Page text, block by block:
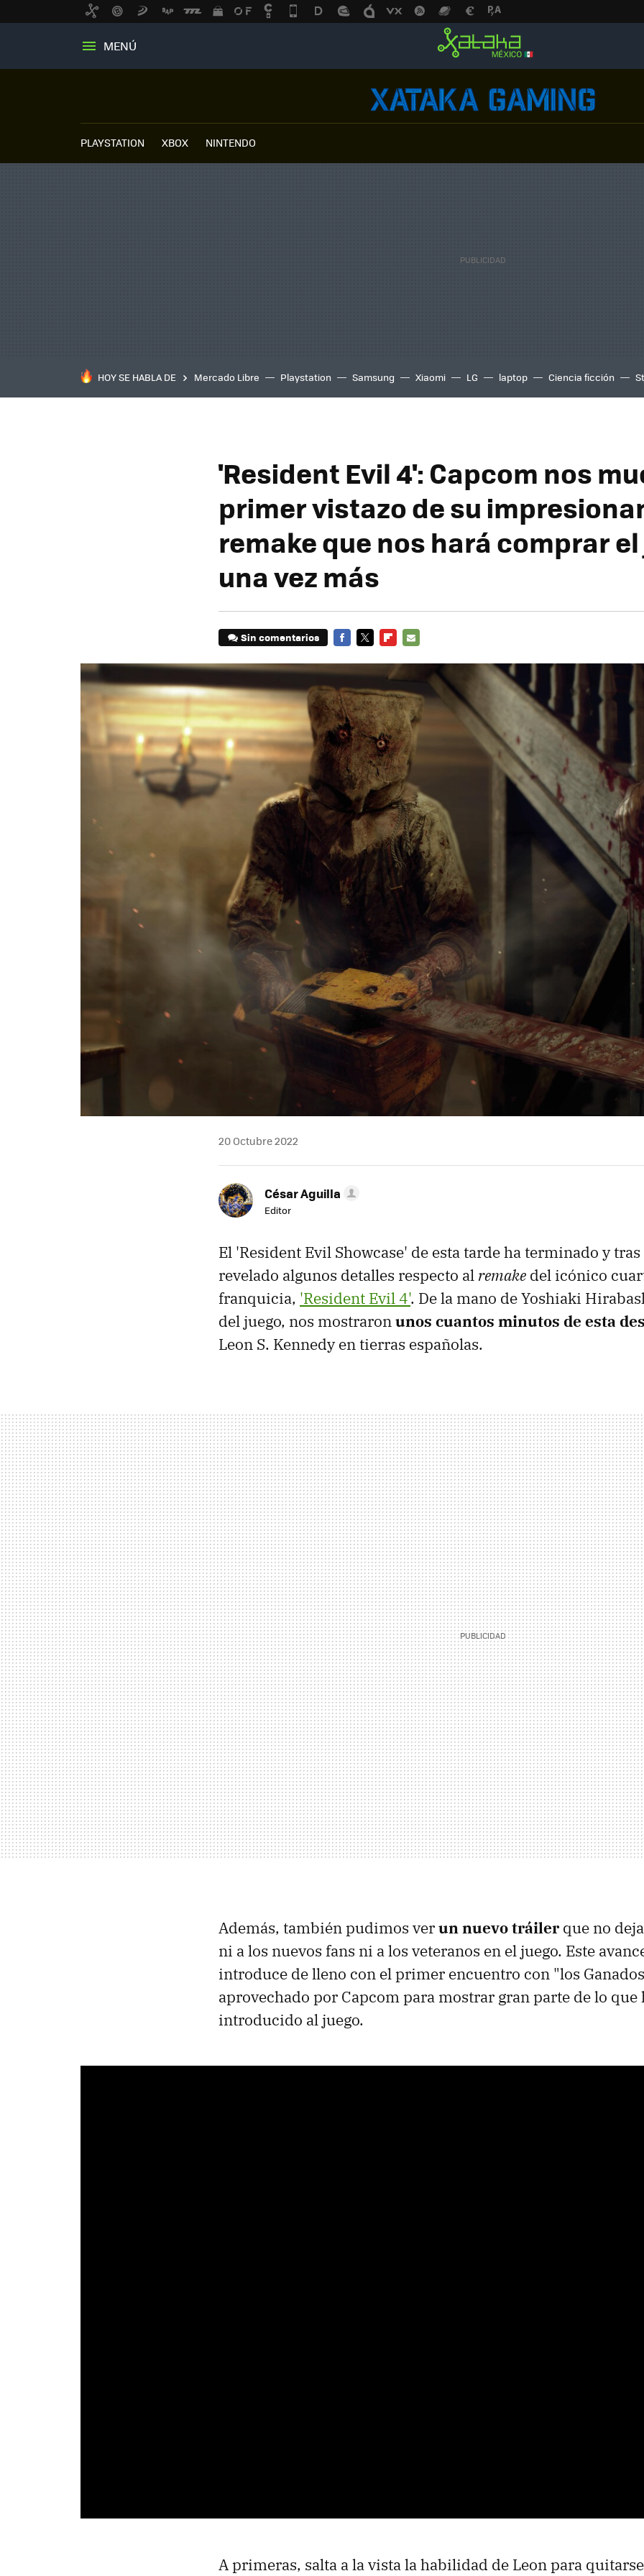
MENÚ
PLAYSTATION XBOX NINTENDO
HOY SE HABLA DE Mercado Libre Playstation Samsung Xiaomi LG laptop Ciencia ficción
'Resident Evil 4': Capcom nos
primer vistazo de su
remake que nos hará comprar
una vez más
Sin comentarios
20 Octubre 2022
César Aguilla
Editor
El 'Resident Evil Showcase' de esta tarde ha terminado y
revelado algunos detalles respecto al remake del icónico
franquicia, 'Resident Evil 4'. De la mano de Yoshiaki
del juego, nos mostraronunos cuantos minutos de esta
Leon S. Kennedy en tierras españolas.
Además, también pudimos verun nuevo tráiler que no
ni a los nuevos fans ni a los veteranos en el juego. Este
introduce de lleno con el primer encuentro con "los
aprovechado por Capcom para mostrar gran parte de lo que
introducido al juego.
A primeras, salta a la vista la habilidad de Leon para